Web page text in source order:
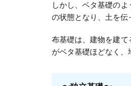
しかし、ベタ基礎の
の状態となり、土を伝
布基礎は、建物を建て
がベタ基礎ほどなく、